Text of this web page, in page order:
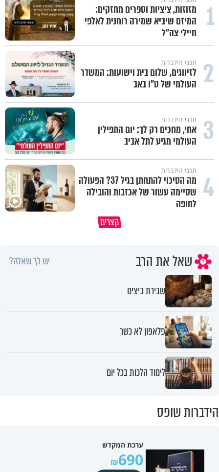
1
מזוזות, ציציות וספרים מחזקים:
המיזם שיביא שמירה רוחנית לאלפי
חיילי צה"ל
2 תכני הידברות
לזיווגים, שלום בית וישועות: המשדר
העולמי של ט"ו באב
3 תכני הידברות
אחי, מחכים רק לך: יום התפילין
העולמי מגיע לתל אביב
4 תכני הידברות
מה הסיכוי להתחתן בגיל 37? הפעולה
שסיימה עשור של אכזבות והובילה
לחופה
קצרים
שאל את הרב יש לך שאלה?
שבירת ביצים
פלאפון לא כשר
לימוד הלכות בכל יום
הידברות שופס
ערכת המקדש
690